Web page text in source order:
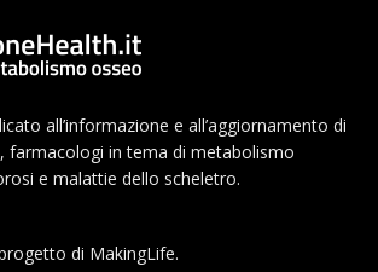
all’informazione e all’aggiornamento di
farmacologi in tema di metabolismo
e malattie dello scheletro.
di MakingLife.